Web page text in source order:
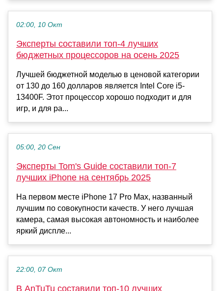
02:00, 10 Окт
Эксперты составили топ-4 лучших
бюджетных процессоров на осень 2025
Лучшей бюджетной моделью в ценовой категории
от 130 до 160 долларов является Intel Core i5-
13400F. Этот процессор хорошо подходит и для
игр, и для ра...
05:00, 20 Сен
Эксперты Tom's Guide составили топ-7
лучших iPhone на сентябрь 2025
На первом месте iPhone 17 Pro Max, названный
лучшим по совокупности качеств. У него лучшая
камера, самая высокая автономность и наиболее
яркий диспле...
22:00, 07 Окт
В AnTuTu составили топ-10 лучших